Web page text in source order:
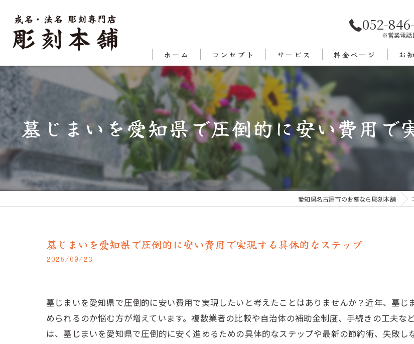
052-
※営業電話
ホーム コンセプト
代表あいさつ
対応エリア
サービス 料金ページ お
墓じまいを愛知県で圧倒的に安い費用で
愛知県名古屋市のお墓なら彫刻本舗
墓じまいを愛知県で圧倒的に安い費用で実現する具体的なステップ
2025/09/23
墓じまいを愛知県で圧倒的に安い費用で実現したいと考えたことはありませんか？近年、墓
められるのか悩む方が増えています。複数業者の比較や自治体の補助金制度、手続きの工夫な
は、墓じまいを愛知県で圧倒的に安く進めるための具体的なステップや最新の節約術、失敗